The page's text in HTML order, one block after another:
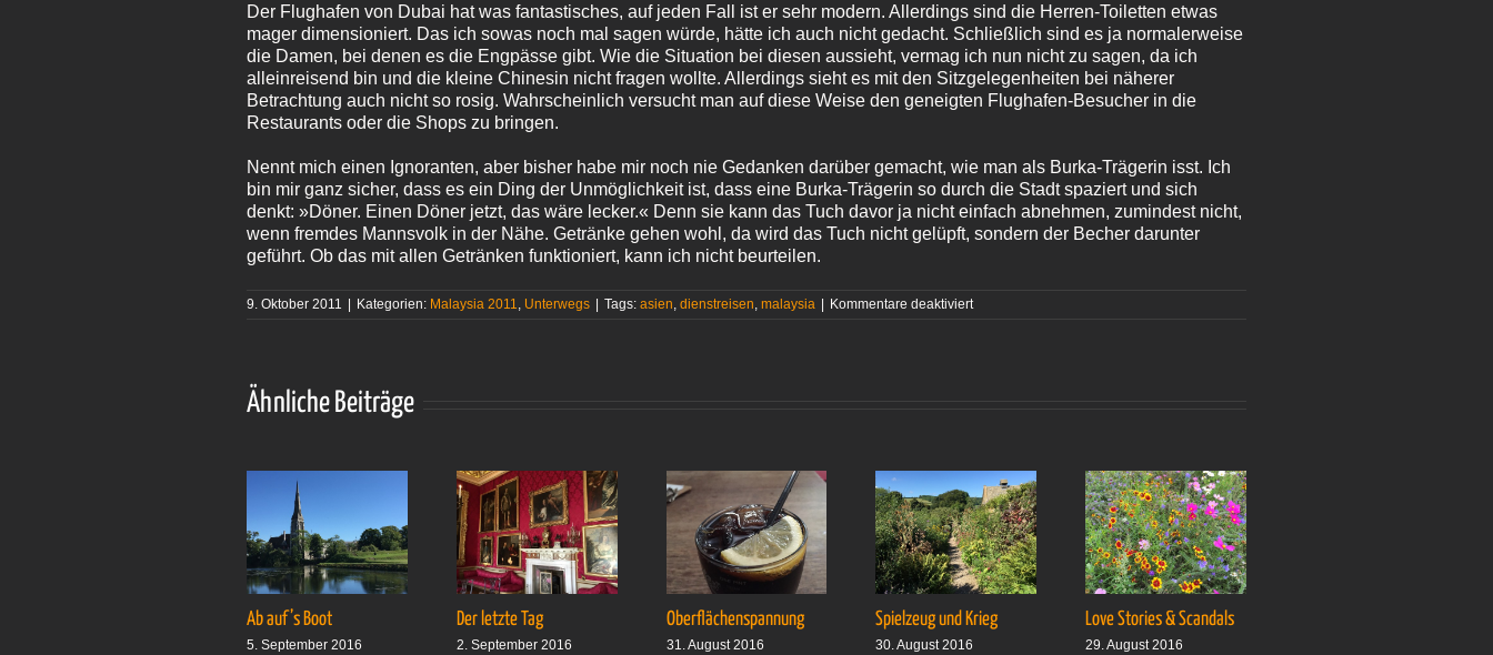
Der Flughafen von Dubai hat was fantastisches, auf jeden Fall ist er sehr modern. Allerdings sind die Herren-Toiletten etwas
mager dimensioniert. Das ich sowas noch mal sagen würde, hätte ich auch nicht gedacht. Schließlich sind es ja normalerweise
die Damen, bei denen es die Engpässe gibt. Wie die Situation bei diesen aussieht, vermag ich nun nicht zu sagen, da ich
alleinreisend bin und die kleine Chinesin nicht fragen wollte. Allerdings sieht es mit den Sitzgelegenheiten bei näherer
Betrachtung auch nicht so rosig. Wahrscheinlich versucht man auf diese Weise den geneigten Flughafen-Besucher in die
Restaurants oder die Shops zu bringen.
Nennt mich einen Ignoranten, aber bisher habe mir noch nie Gedanken darüber gemacht, wie man als Burka-Trägerin isst. Ich
bin mir ganz sicher, dass es ein Ding der Unmöglichkeit ist, dass eine Burka-Trägerin so durch die Stadt spaziert und sich
denkt: »Döner. Einen Döner jetzt, das wäre lecker.« Denn sie kann das Tuch davor ja nicht einfach abnehmen, zumindest nicht,
wenn fremdes Mannsvolk in der Nähe. Getränke gehen wohl, da wird das Tuch nicht gelüpft, sondern der Becher darunter
geführt. Ob das mit allen Getränken funktioniert, kann ich nicht beurteilen.
9. Oktober 2011 | Kategorien: Malaysia 2011 Unterwegs | Tags: asien dienstreisen malaysia | Kommentare deaktiviertfür
Ähnliche Beiträge
Ab auf’s Boot
5. September 2016
Der letzte Tag
2. September 2016
Oberflächenspannung
31. August 2016
Spielzeug und Krieg
30. August 2016
Love Stories & Scandals
29. August 2016